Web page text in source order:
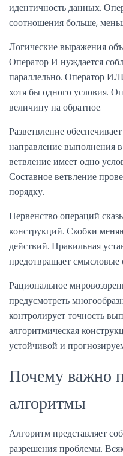
идентичность данных.
соотношения больше,
Логические выражения
Оператор И нуждается
параллельно. Оператор
хотя бы одного условия.
величину на обратное.
Разветвление
направление выполнения
ветвление имеет одно
Составное ветвление
порядку.
Первенство операций
конструкций. Скобки
действий. Правильная
предотвращает
Рациональное
предусмотреть
контролирует точность
алгоритмическая
устойчивой и
Почему важно
алгоритмы
Алгоритм представляет
разрешения проблемы.